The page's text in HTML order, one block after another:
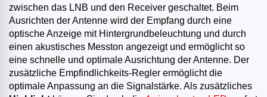
zwischen das LNB und den Receiver geschaltet. Beim
Ausrichten der Antenne wird der Empfang durch eine
optische Anzeige mit Hintergrundbeleuchtung und durch
einen akustisches Messton angezeigt und ermöglicht so
eine schnelle und optimale Ausrichtung der Antenne. Der
zusätzliche Empfindlichkeits-Regler ermöglicht die
optimale Anpassung an die Signalstärke. Als zusätzliches